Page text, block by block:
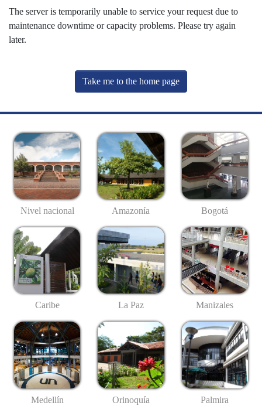
The server is temporarily unable to service your request due to
maintenance downtime or capacity problems. Please try again
later.
Take me to the home page
Nivel nacional Amazonía Bogotá
Caribe La Paz Manizales
Medellín Orinoquía Palmira